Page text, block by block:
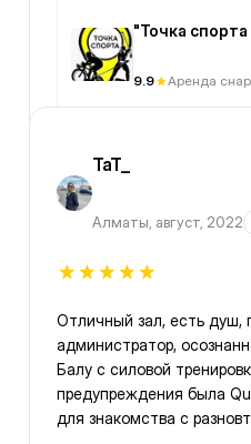
"Точка
9.9 Аренда
TaT_
Алматы, август, 2022
Отличный зал, есть душ,
администратор,
Балу с силовой
предупреждения была
для знакомства с